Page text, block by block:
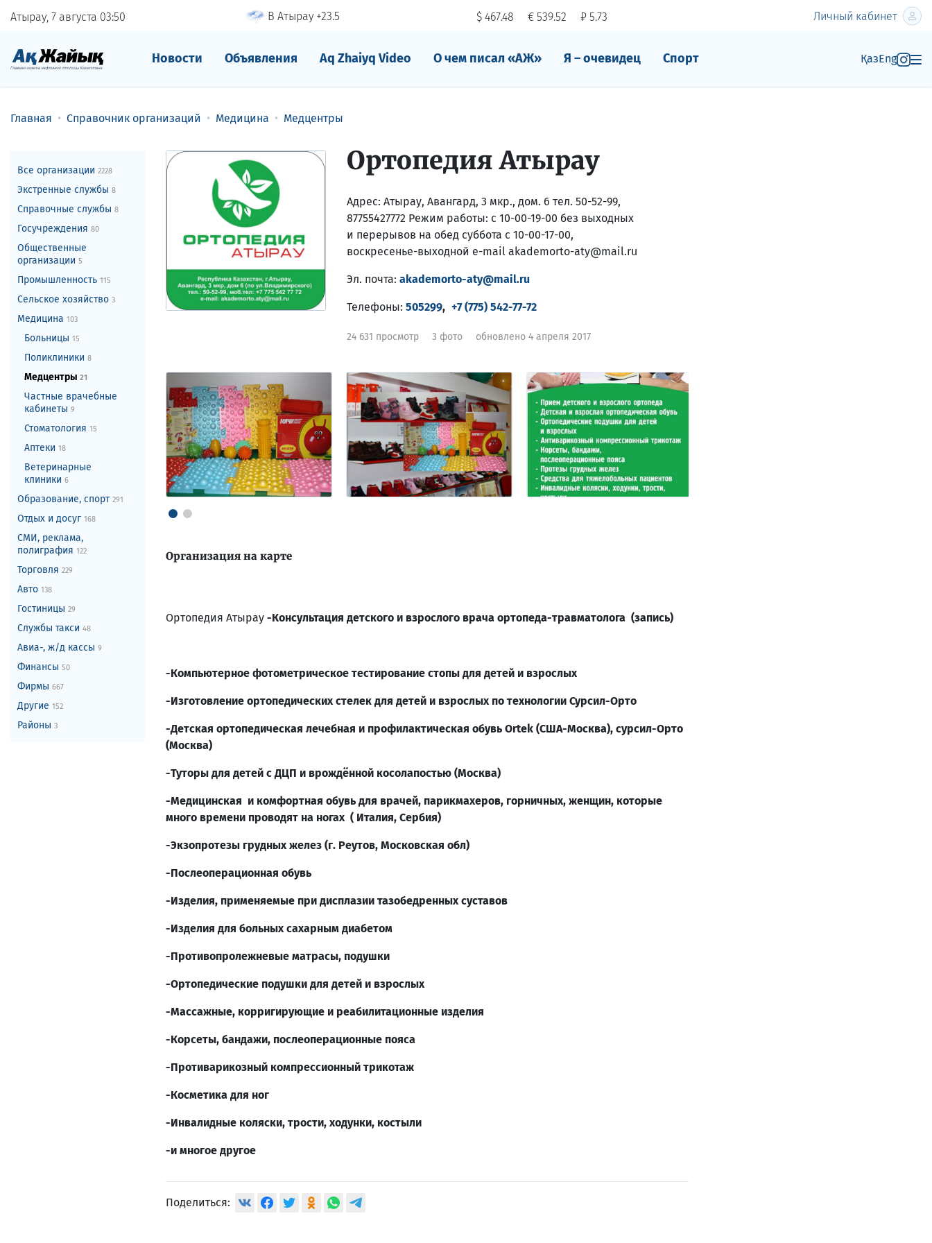
Атырау, 7 августа 03 50 В Атырау +23.5 $ 467.48 € 539.52 ₽ 5.73 Личный кабинет
Новости Объявления Aq Zhaiyq Video О чем писал «АЖ» Я – очевидец Спорт ҚазEng
Главная Справочник организаций Медицина Медцентры
Все организации 2228
Экстренные службы 8
Справочные службы 8
Госучреждения 80
Общественные
организации 5
Промышленность 115
Сельское хозяйство 3
Медицина 103
Больницы 15
Поликлиники 8
Медцентры 21
Частные врачебные
кабинеты 9
Стоматология 15
Аптеки 18
Ветеринарные
клиники 6
Образование, спорт 291
Отдых и досуг 168
СМИ, реклама,
полиграфия 122
Торговля 229
Авто 138
Гостиницы 29
Службы такси 48
Авиа-, ж/д кассы 9
Финансы 50
Фирмы 667
Другие 152
Районы 3
Ортопедия Атырау
Адрес: Атырау, Авангард, 3 мкр., дом. 6 тел. 50-52-99,
87755427772 Режим работы: с 10-00-19-00 без выходных
и перерывов на обед суббота с 10-00-17-00,
воскресенье-выходной e-mail akademorto-aty@mail.ru
Эл. почта: akademorto-aty@mail.ru
Телефоны: 505299, +7 (775) 542-77-72
24 631 просмотр 3 фото обновлено 4 апреля 2017
Организация на карте
Ортопедия Атырау -Консультация детского и взрослого врача ортопеда-травматолога (запись)
-Компьютерное фотометрическое тестирование стопы для детей и взрослых
-Изготовление ортопедических стелек для детей и взрослых по технологии Сурсил-Орто
-Детская ортопедическая лечебная и профилактическая обувь Ortek (США-Москва), сурсил-Орто
(Москва)
-Туторы для детей с ДЦП и врождённой косолапостью (Москва)
-Медицинская и комфортная обувь для врачей, парикмахеров, горничных, женщин, которые
много времени проводят на ногах ( Италия, Сербия)
-Экзопротезы грудных желез (г. Реутов, Московская обл)
-Послеоперационная обувь
-Изделия, применяемые при дисплазии тазобедренных суставов
-Изделия для больных сахарным диабетом
-Противопролежневые матрасы, подушки
-Ортопедические подушки для детей и взрослых
-Массажные, корригирующие и реабилитационные изделия
-Корсеты, бандажи, послеоперационные пояса
-Противарикозный компрессионный трикотаж
-Косметика для ног
-Инвалидные коляски, трости, ходунки, костыли
-и многое другое
Поделиться: